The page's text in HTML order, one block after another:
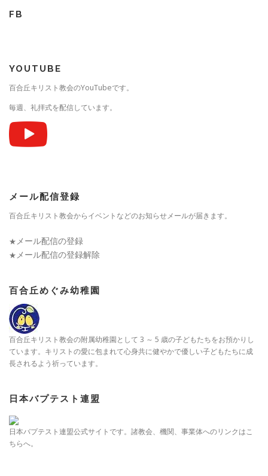
FB
YOUTUBE
百合丘キリスト教会のYouTubeです。
毎週、礼拝式を配信しています。
メール配信登録
百合丘キリスト教会からイベントなどのお知らせメールが届きます。
★メール配信の登録
★メール配信の登録解除
百合丘めぐみ幼稚園
百合丘キリスト教会の附属幼稚園として 3 ～ 5 歳の子どもたちをお預かりし
ています。キリストの愛に包まれて心身共に健やかで優しい子どもたちに成
長されるよう祈っています。
日本バプテスト連盟
日本バプテスト連盟公式サイトです。諸教会、機関、事業体へのリンクはこ
ちらへ。